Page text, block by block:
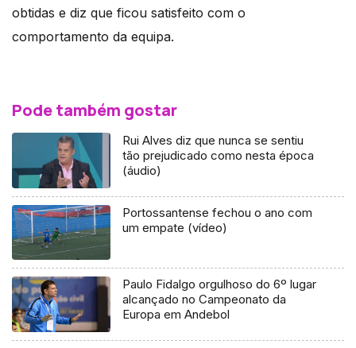
obtidas e diz que ficou satisfeito com o
comportamento da equipa.
Pode também gostar
Rui Alves diz que nunca se sentiu
tão prejudicado como nesta época
(áudio)
Portossantense fechou o ano com
um empate (vídeo)
Paulo Fidalgo orgulhoso do 6º lugar
alcançado no Campeonato da
Europa em Andebol